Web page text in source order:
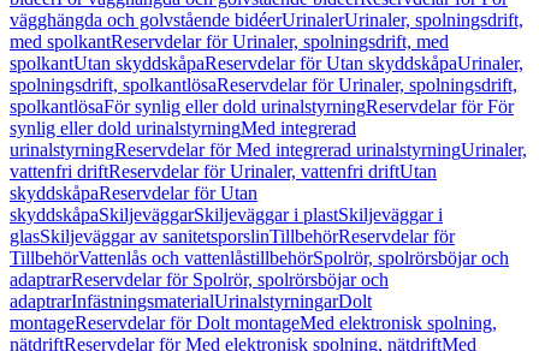
vägghängda och golvstående bidéerUrinalerUrinaler, spolningsdrift,
med spolkantReservdelar för Urinaler, spolningsdrift, med
spolkantUtan skyddskåpaReservdelar för Utan skyddskåpaUrinaler,
spolningsdrift, spolkantlösaReservdelar för Urinaler, spolningsdrift,
spolkantlösaFör synlig eller dold urinalstyrningReservdelar för För
synlig eller dold urinalstyrningMed integrerad
urinalstyrningReservdelar för Med integrerad urinalstyrningUrinaler,
vattenfri driftReservdelar för Urinaler, vattenfri driftUtan
skyddskåpaReservdelar för Utan
skyddskåpaSkiljeväggarSkiljeväggar i plastSkiljeväggar i
glasSkiljeväggar av sanitetsporslinTillbehörReservdelar för
TillbehörVattenlås och vattenlåstillbehörSpolrör, spolrörsböjar och
adaptrarReservdelar för Spolrör, spolrörsböjar och
adaptrarInfästningsmaterialUrinalstyrningarDolt
montageReservdelar för Dolt montageMed elektronisk spolning,
nätdriftReservdelar för Med elektronisk spolning, nätdriftMed